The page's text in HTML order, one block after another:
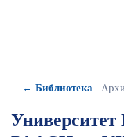
← Библиотека